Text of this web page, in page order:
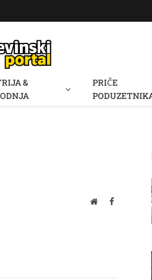
&
PRIČE
WebsiteFacebook